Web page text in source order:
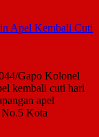
Apel Kembali Cuti
Gapo Kolonel
kembali cuti hari
apel
Kota